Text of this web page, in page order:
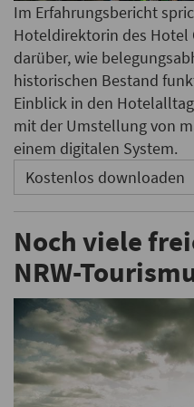
Im Erfahrungsbericht
Hoteldirektorin des Hotel
darüber, wie
historischen Bestand
Einblick in den
mit der Umstellung von
einem digitalen System.
Kostenlos downloaden
Noch viele
NRW-